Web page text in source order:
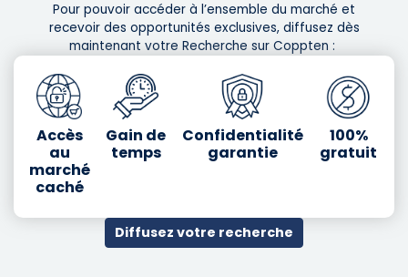
Pour pouvoir accéder à l’ensemble du marché et
recevoir des opportunités exclusives, diffusez dès
maintenant votre Recherche sur Coppten : ​
Accès
au
marché
caché
Gain de
temps
Confidentialité
garantie
100%
gratuit
Diffusez votre recherche